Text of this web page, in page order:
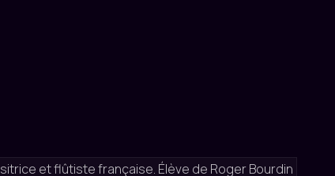
et flûtiste française. Élève de Roger Bourdin